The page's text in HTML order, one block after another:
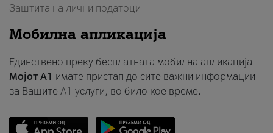
Заштита на лични податоци
Мобилна апликација
Единствено преку бесплатната мобилна апликација
Мојот A1 имате пристап до сите важни информации
за Вашите A1 услуги, во било кое време.